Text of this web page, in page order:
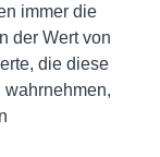
immer die
der Wert von
die diese
wahrnehmen,